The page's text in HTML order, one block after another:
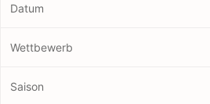
Datum
Wettbewerb
Saison